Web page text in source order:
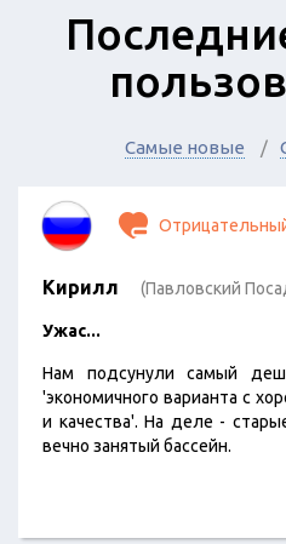
Самые новые
Кирилл (Павловский
Ужас...
Нам подсунули самый
'экономичного варианта с
и качества'. На деле -
вечно занятый бассейн.